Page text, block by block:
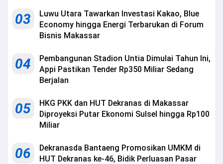
03
Luwu Utara Tawarkan Investasi Kakao, Blue
Economy hingga Energi Terbarukan di Forum
Bisnis Makassar
04
Pembangunan Stadion Untia Dimulai Tahun Ini,
Appi Pastikan Tender Rp350 Miliar Sedang
Berjalan
05
HKG PKK dan HUT Dekranas di Makassar
Diproyeksi Putar Ekonomi Sulsel hingga Rp100
Miliar
06
Dekranasda Bantaeng Promosikan UMKM di
HUT Dekranas ke-46, Bidik Perluasan Pasar